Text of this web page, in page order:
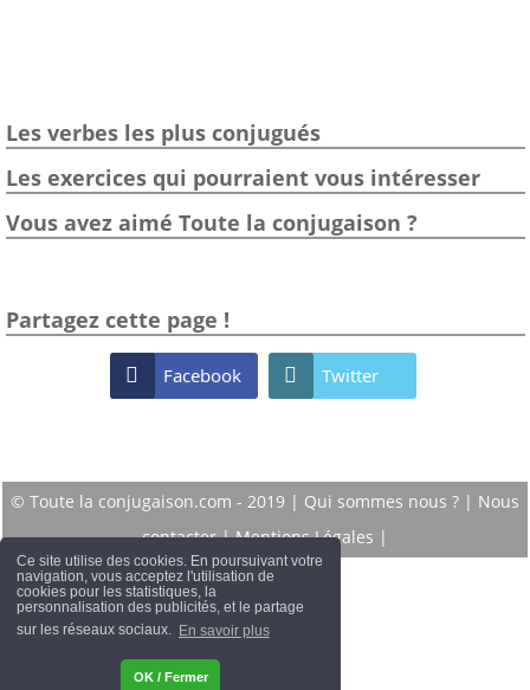
Ce site utilise des cookies. En poursuivant votre
navigation, vous acceptez l'utilisation de
cookies pour les statistiques, la
personnalisation des publicités, et le partage
sur les réseaux sociaux. En savoir plus
OK / Fermer
Les verbes les plus conjugués
Les exercices qui pourraient vous intéresser
Vous avez aimé Toute la conjugaison ?
Partagez cette page !
 Facebook  Twitter
© Toute la conjugaison.com - 2019 | Qui sommes nous ? | Nous
contacter|Mentions Légales |